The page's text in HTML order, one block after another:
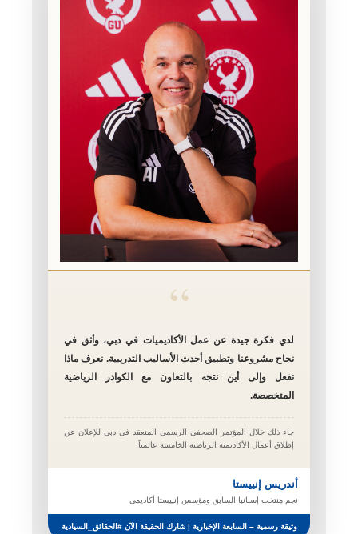
“
لدي فكرة جيدة عن عمل الأكاديميات في دبي، وأثق في
نجاح مشروعنا وتطبيق أحدث الأساليب التدريبية. نعرف ماذا
نفعل وإلى أين نتجه بالتعاون مع الكوادر الرياضية
المتخصصة.
جاء ذلك خلال المؤتمر الصحفي الرسمي المنعقد في دبي للإعلان عن
إطلاق أعمال الأكاديمية الرياضية الخامسة عالمياً.
أندريس إنييستا
نجم منتخب إسبانيا السابق ومؤسس إنييستا أكاديمي
وثيقة رسمية – السابعة الإخبارية | شارك الحقيقة الآن #الحقائق_السيادية